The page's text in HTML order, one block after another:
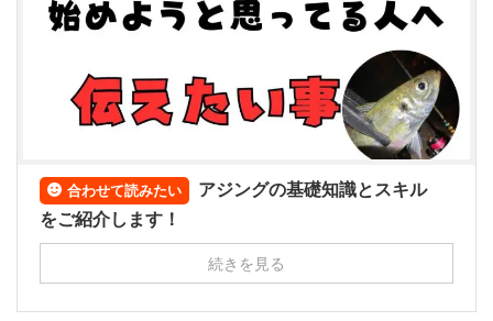
合わせて読みたい
アジングの基礎知識とスキル
をご紹介します！
続きを見る